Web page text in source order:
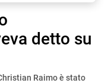
detto su
Raimo è stato